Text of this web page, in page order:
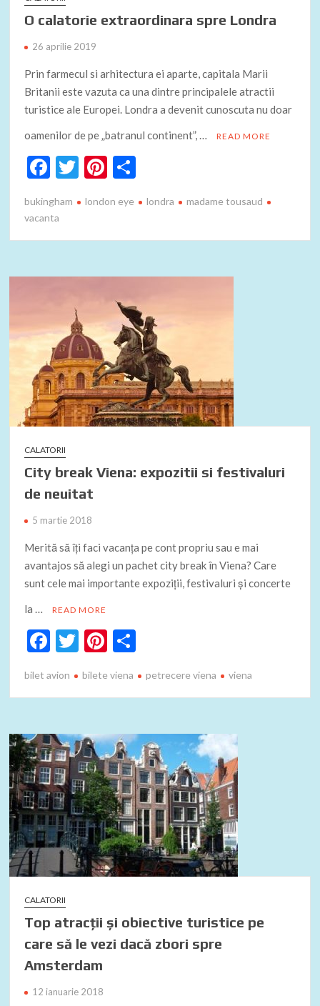
O calatorie extraordinara spre Londra
26 aprilie 2019
Prin farmecul si arhitectura ei aparte, capitala Marii
Britanii este vazuta ca una dintre principalele atractii
turistice ale Europei. Londra a devenit cunoscuta nu doar
oamenilor de pe „batranul continent”, …
READ MORE
F
e
b
o
T
itt
er
Pi
er
es
ta
je
ă
bukingham london eye londra
madame tousaud
vacanta
CALATORII
City break Viena: expozitii si festivaluri
de neuitat
5 martie 2018
Merită să îți faci vacanța pe cont propriu sau e mai
avantajos să alegi un pachet city break în Viena? Care
sunt cele mai importante expoziții, festivaluri și concerte
la …
READ MORE
F
e
o
o
k
T
itt
Pi
er
t
ta
az
ă
bilet avion bilete viena petrecere viena viena
CALATORII
Top atracții și obiective turistice pe
care să le vezi dacă zbori spre
Amsterdam
12 ianuarie 2018